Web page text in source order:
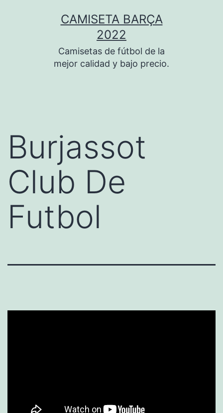
CAMISETA BARÇA
2022
Camisetas de fútbol de la
mejor calidad y bajo precio.
Burjassot
Club De
Futbol